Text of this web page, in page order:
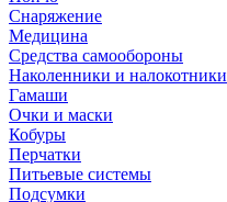
Снаряжение
Медицина
Средства самообороны
Наколенники и налокотники
Гамаши
Очки и маски
Кобуры
Перчатки
Питьевые системы
Подсумки